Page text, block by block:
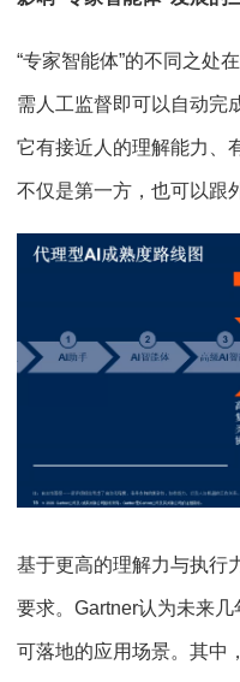
“专家智能体”的不同之处
需人工监督即可以自动完
它有接近人的理解能力、
不仅是第一方，也可以跟
基于更高的理解力与执行
要求。Gartner认为未来
可落地的应用场景。其中